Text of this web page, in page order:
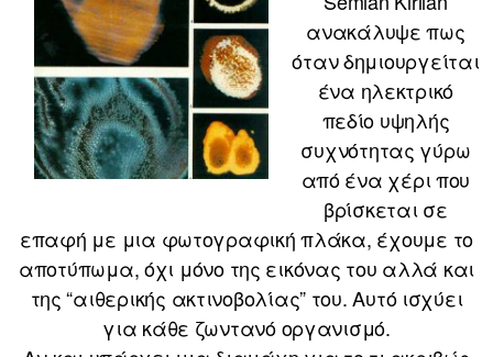
ανακάλυψε πως
όταν δημιουργείται
ένα ηλεκτρικό
πεδίο υψηλής
συχνότητας γύρω
από ένα χέρι που
βρίσκεται σε
επαφή με μια φωτογραφική πλάκα, έχουμε το
αποτύπωμα, όχι μόνο της εικόνας του αλλά και
της “αιθερικής ακτινοβολίας” του. Αυτό ισχύει
για κάθε ζωντανό οργανισμό.